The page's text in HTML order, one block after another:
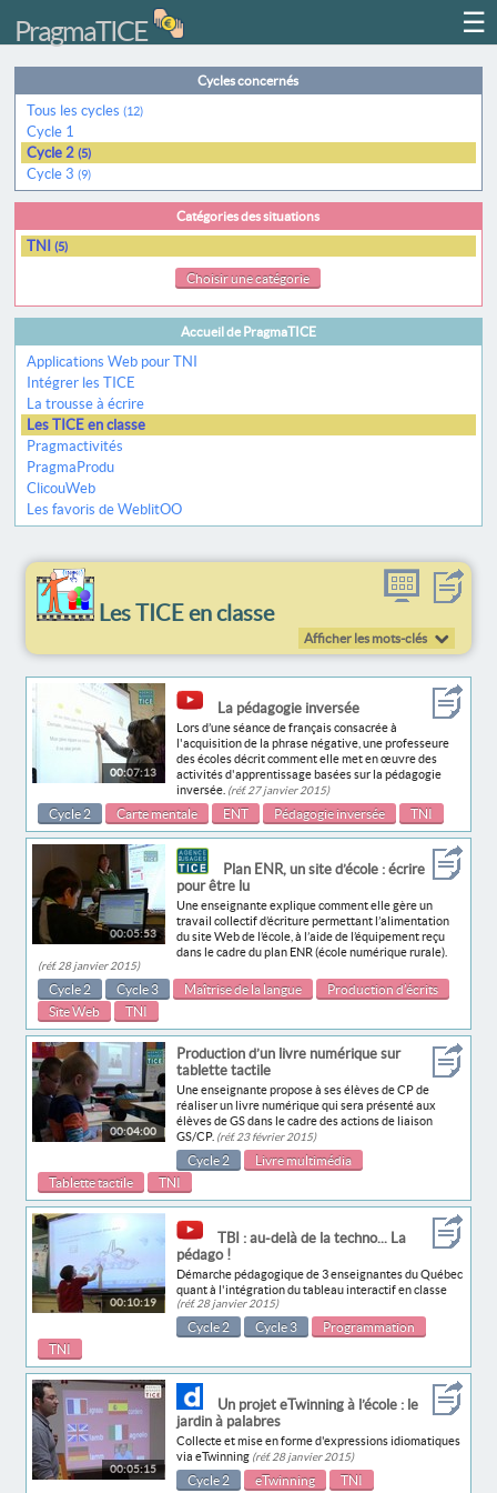
PragmaTICE
Cycles concernés
Tous les cycles(12)
Cycle 1
Cycle 2(5)
Cycle 3(9)
Catégories des situations
TNI(5)
Choisir une catégorie
Accueil de PragmaTICE
Applications Web pour TNI
Intégrer les TICE
La trousse à écrire
Les TICE en classe
Pragmactivités
PragmaProdu
ClicouWeb
Les favoris de WeblitOO
Les TICE en classe
Afficher les mots-clés
00:07:13
La pédagogie inversée
Lors d’une séance de français consacrée à
l'acquisition de la phrase négative, une professeure
des écoles décrit comment elle met en œuvre des
activités d'apprentissage basées sur la pédagogie
inversée. (réf. 27 janvier 2015)
Cycle 2 Carte mentale ENT Pédagogie inversée TNI
00:05:53
Plan ENR, un site d’école : écrire
pour être lu
Une enseignante explique comment elle gère un
travail collectif d’écriture permettant l’alimentation
du site Web de l’école, à l’aide de l’équipement reçu
dans le cadre du plan ENR (école numérique rurale).
(réf. 28 janvier 2015)
Cycle 2 Cycle 3 Maîtrise de la langue
Production d’écrits
Site Web
TNI
00:04:00
Production d’un livre numérique sur
tablette tactile
Une enseignante propose à ses élèves de CP de
réaliser un livre numérique qui sera présenté aux
élèves de GS dans le cadre des actions de liaison
GS/CP. (réf. 23 février 2015)
Cycle 2
Livre multimédia
Tablette tactile
TNI
00:10:19
TBI : au-delà de la techno... La
pédago !
Démarche pédagogique de 3 enseignantes du Québec
quant à l'intégration du tableau interactif en classe
(réf. 28 janvier 2015)
Cycle 2 Cycle 3
Programmation
TNI
00:05:15
Un projet eTwinning à l’école : le
jardin à palabres
Collecte et mise en forme d'expressions idiomatiques
via eTwinning (réf. 28 janvier 2015)
Cycle 2 eTwinning TNI
☰